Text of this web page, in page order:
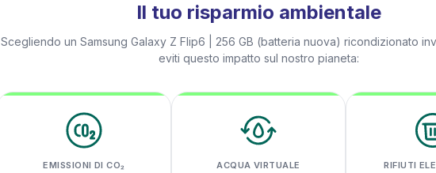
Il tuo risparmio ambientale
Scegliendo un Samsung Galaxy Z Flip6 | 256 GB (batteria nuova) ricondizionato
eviti questo impatto sul nostro pianeta:
EMISSIONI DI CO₂ ACQUA VIRTUALE RIFIUTI